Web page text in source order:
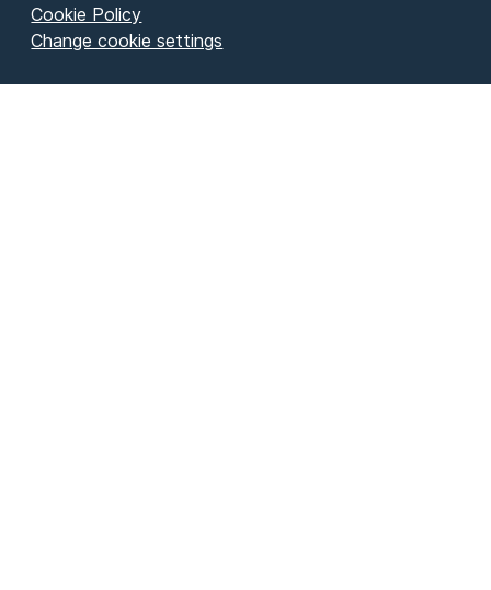
Cookie Policy
Change cookie settings